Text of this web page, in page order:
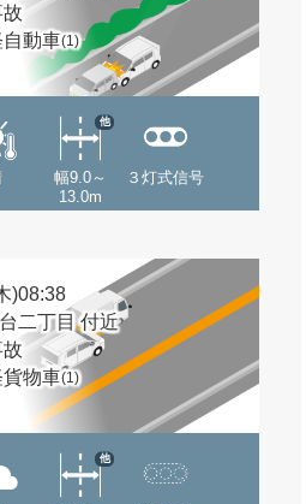
動車(1)
幅9.0～
13.0m
他
３灯式信号
)08:38
二丁目 付近
物車(1)
他